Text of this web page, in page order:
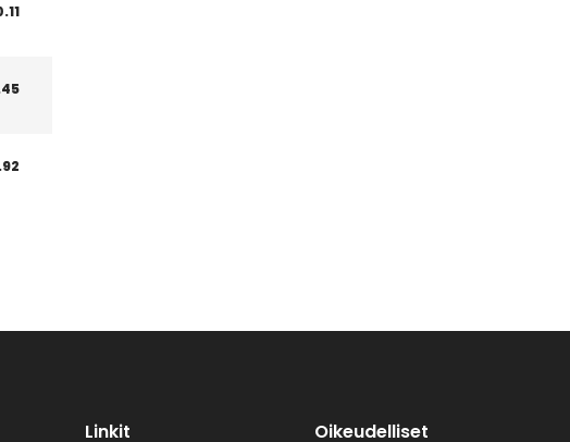
Linkit Oikeudelliset